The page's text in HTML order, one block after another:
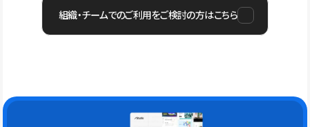
組織・チームでのご利用をご検討の方はこちら